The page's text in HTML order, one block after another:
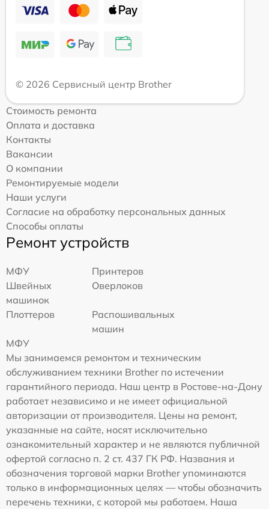
© 2026 Сервисный центр Brother
Стоимость ремонта
Оплата и доставка
Контакты
Вакансии
О компании
Ремонтируемые модели
Наши услуги
Согласие на обработку персональных данных
Способы оплаты
Ремонт устройств
МФУ
Принтеров
Швейных
машинок
Оверлоков
Плоттеров
Распошивальных
машин
МФУ
Мы занимаемся ремонтом и техническим
обслуживанием техники Brother по истечении
гарантийного периода. Наш центр в Ростове-на-Дону
работает независимо и не имеет официальной
авторизации от производителя. Цены на ремонт,
указанные на сайте, носят исключительно
ознакомительный характер и не являются публичной
офертой согласно п. 2 ст. 437 ГК РФ. Названия и
обозначения торговой марки Brother упоминаются
только в информационных целях — чтобы обозначить
перечень техники, с которой мы работаем. Наша